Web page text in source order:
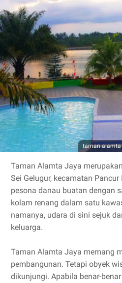
taman alamta
Taman Alamta Jaya
Sei Gelugur, kecamatan
pesona danau buatan dengan
kolam renang dalam satu
namanya, udara di sini sejuk
keluarga.
Taman Alamta Jaya memang
pembangunan. Tetapi obyek
dikunjungi. Apabila benar-